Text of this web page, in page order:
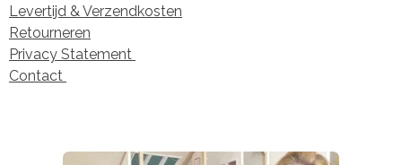
Levertijd & Verzendkosten
Retourneren
Privacy Statement
Contact